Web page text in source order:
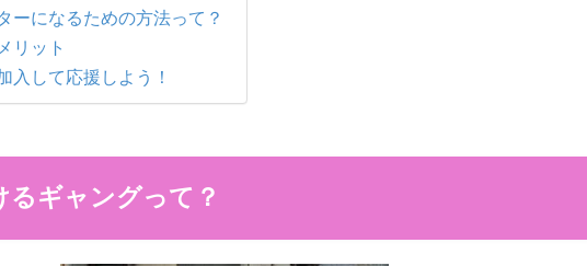
ーになるための方法って？
リット
入して応援しよう！
ギャングって？